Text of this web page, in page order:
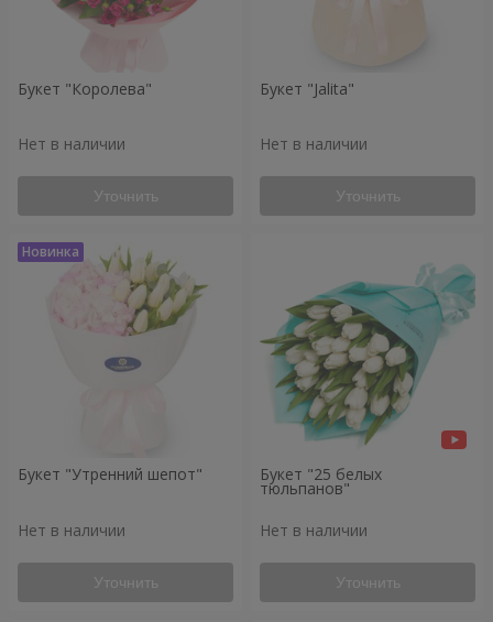
Букет "Королева"
Нет в наличии
Уточнить
Букет "Jalita"
Нет в наличии
Уточнить
Букет "Утренний шепот"
Нет в наличии
Уточнить
Букет "25 белых
тюльпанов"
Нет в наличии
Уточнить